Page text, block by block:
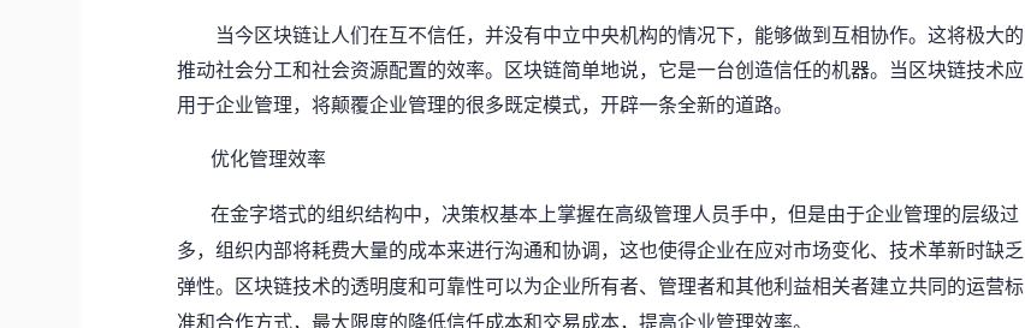
当今区块链让人们在互不信任，并没有中立中央机构的情况下，能够做到互相协作。这将极大的
推动社会分工和社会资源配置的效率。区块链简单地说，它是一台创造信任的机器。当区块链技术应
用于企业管理，将颠覆企业管理的很多既定模式，开辟一条全新的道路。
优化管理效率
在金字塔式的组织结构中，决策权基本上掌握在高级管理人员手中，但是由于企业管理的层级过
多，组织内部将耗费大量的成本来进行沟通和协调，这也使得企业在应对市场变化、技术革新时缺乏
弹性。区块链技术的透明度和可靠性可以为企业所有者、管理者和其他利益相关者建立共同的运营标
准和合作方式，最大限度的降低信任成本和交易成本，提高企业管理效率。